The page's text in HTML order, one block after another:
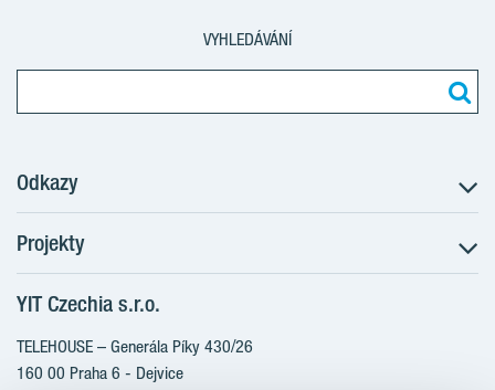
VYHLEDÁVÁNÍ
Odkazy
Postup koupě
Klientské změny
Aktuality
Blog
Kariéra
Projekty
RANTA Barrandov III
RANTA Barrandov IV
TOIVO Roztyly II
YIT Czechia s.r.o.
TELEHOUSE – Generála Píky 430/26
160 00 Praha 6 - Dejvice